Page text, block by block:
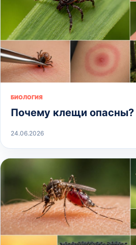
БИОЛОГИЯ
Почему клещи опасны?
24.06.2026